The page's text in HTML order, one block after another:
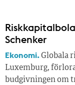
Schenker
Ekonomi.Globala
Luxemburg,
budgivningen om